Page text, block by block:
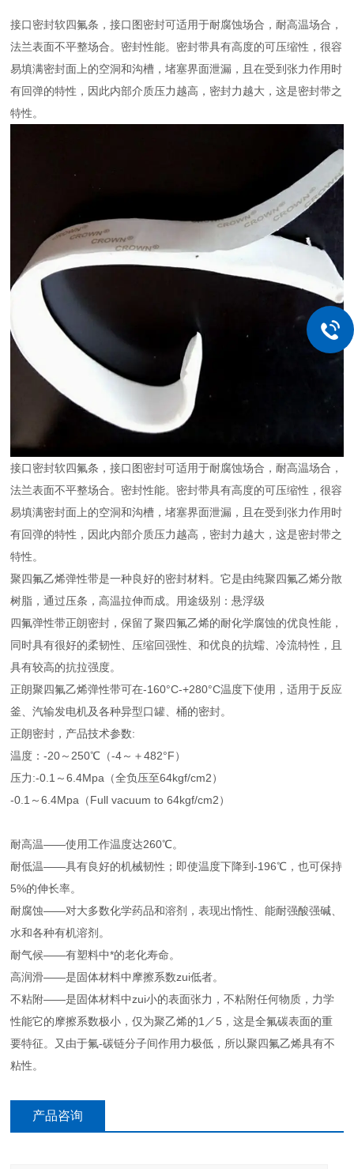
接口密封软四氟条，接口图密封可适用于耐腐蚀场合，耐高温场合，
法兰表面不平整场合。密封性能。密封带具有高度的可压缩性，很容
易填满密封面上的空洞和沟槽，堵塞界面泄漏，且在受到张力作用时
有回弹的特性，因此内部介质压力越高，密封力越大，这是密封带之
特性。
接口密封软四氟条，接口图密封可适用于耐腐蚀场合，耐高温场合，
法兰表面不平整场合。密封性能。密封带具有高度的可压缩性，很容
易填满密封面上的空洞和沟槽，堵塞界面泄漏，且在受到张力作用时
有回弹的特性，因此内部介质压力越高，密封力越大，这是密封带之
特性。
聚四氟乙烯弹性带是一种良好的密封材料。它是由纯聚四氟乙烯分散
树脂，通过压条，高温拉伸而成。用途级别：悬浮级
四氟弹性带正朗密封，保留了聚四氟乙烯的耐化学腐蚀的优良性能，
同时具有很好的柔韧性、压缩回强性、和优良的抗蠕、冷流特性，且
具有较高的抗拉强度。
正朗聚四氟乙烯弹性带可在-160°C-+280°C温度下使用，适用于反应
釜、汽输发电机及各种异型口罐、桶的密封。
正朗密封，产品技术参数:
温度：-20～250℃（-4～＋482°F）
压力:-0.1～6.4Mpa（全负压至64kgf/cm2）
-0.1～6.4Mpa（Full vacuum to 64kgf/cm2）
耐高温——使用工作温度达260℃。
耐低温——具有良好的机械韧性；即使温度下降到-196℃，也可保持
5%的伸长率。
耐腐蚀——对大多数化学药品和溶剂，表现出惰性、能耐强酸强碱、
水和各种有机溶剂。
耐气候——有塑料中*的老化寿命。
高润滑——是固体材料中摩擦系数zui低者。
不粘附——是固体材料中zui小的表面张力，不粘附任何物质，力学
性能它的摩擦系数极小，仅为聚乙烯的1／5，这是全氟碳表面的重
要特征。又由于氟-碳链分子间作用力极低，所以聚四氟乙烯具有不
粘性。
产品咨询